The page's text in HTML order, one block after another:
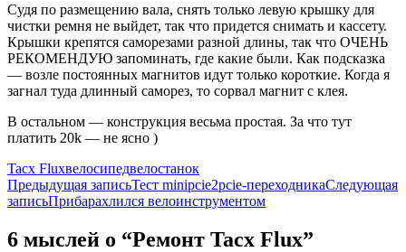
Судя по размещению вала, снять только левую крышку для
чистки ремня не выйдет, так что придется снимать и кассету.
Крышки крепятся саморезами разной длины, так что ОЧЕНЬ
РЕКОМЕНДУЮ запоминать, где какие были. Как подсказка
— возле постоянных магнитов идут только короткие. Когда я
загнал туда длинный саморез, то сорвал магнит с клея.
В остальном — конструкция весьма простая. За что тут
платить 20k — не ясно )
Tacx Fluxвелосипедвелостанок
Навигация
по
записям
Предыдущая записьТест minipcie2pcie-переходникаСледующая
записьПрибарахлился велоинструментом
6 мыслей о “Ремонт Tacx Flux”